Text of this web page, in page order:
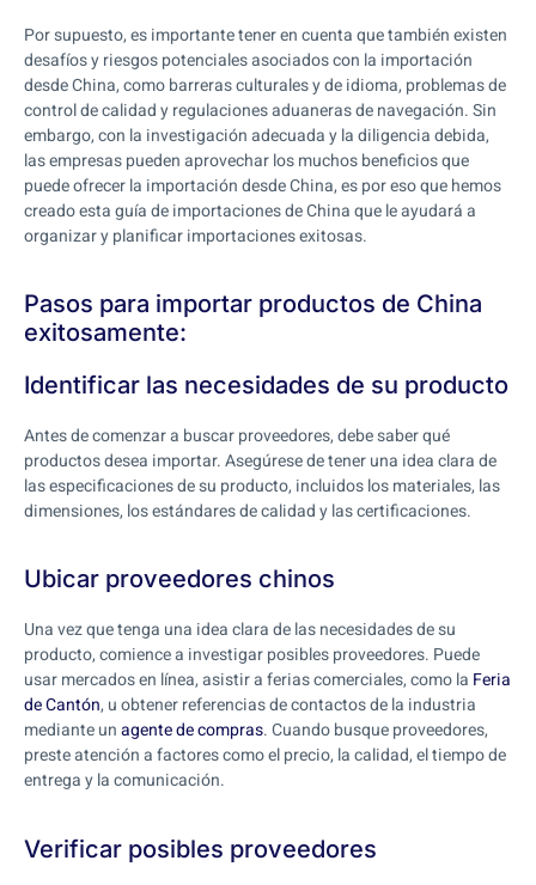
Por supuesto, es importante tener en cuenta que también existen
desafíos y riesgos potenciales asociados con la importación
desde China, como barreras culturales y de idioma, problemas de
control de calidad y regulaciones aduaneras de navegación. Sin
embargo, con la investigación adecuada y la diligencia debida,
las empresas pueden aprovechar los muchos beneficios que
puede ofrecer la importación desde China, es por eso que hemos
creado esta guía de importaciones de China que le ayudará a
organizar y planificar importaciones exitosas.
Pasos para importar productos de China
exitosamente:
Identificar las necesidades de su producto
Antes de comenzar a buscar proveedores, debe saber qué
productos desea importar. Asegúrese de tener una idea clara de
las especificaciones de su producto, incluidos los materiales, las
dimensiones, los estándares de calidad y las certificaciones.
Ubicar proveedores chinos
Una vez que tenga una idea clara de las necesidades de su
producto, comience a investigar posibles proveedores. Puede
usar mercados en línea, asistir a ferias comerciales, como la Feria
de Cantón, u obtener referencias de contactos de la industria
mediante unagente de compras. Cuando busque proveedores,
preste atención a factores como el precio, la calidad, el tiempo de
entrega y la comunicación.
Verificar posibles proveedores